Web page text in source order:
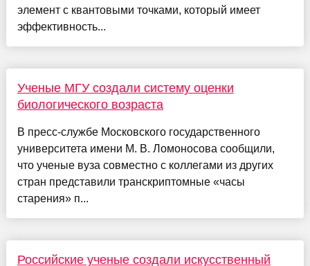
элемент с квантовыми точками, который имеет
эффективность...
Ученые МГУ создали систему оценки
биологического возраста
В пресс-службе Московского государственного
университета имени М. В. Ломоносова сообщили,
что ученые вуза совместно с коллегами из других
стран представили транскриптомные «часы
старения» п...
Российские ученые создали искусственный